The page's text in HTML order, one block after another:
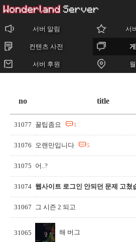
서버 알림 서
컨텐츠 사전
서버 후원
:: BOARD ::
no title
31077 꿀팁좀요 1
31076 오랜만입니다 5
31075 어..?
31074 웹사이트 로그인 안되던 문제 고쳤
31067 그 시즌 2 되고
31065 해 버그